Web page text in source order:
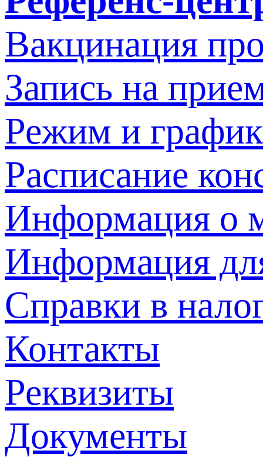
Вакцинация
Запись на
Режим и
Расписание
Информация о
Информация
Справки в
Контакты
Реквизиты
Документы